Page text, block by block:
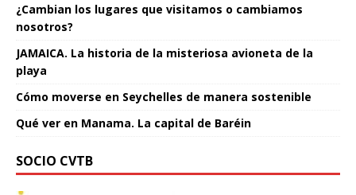
¿Cambian los lugares que visitamos o cambiamos
nosotros?
JAMAICA. La historia de la misteriosa avioneta de la
playa
Cómo moverse en Seychelles de manera sostenible
Qué ver en Manama. La capital de Baréin
SOCIO CVTB